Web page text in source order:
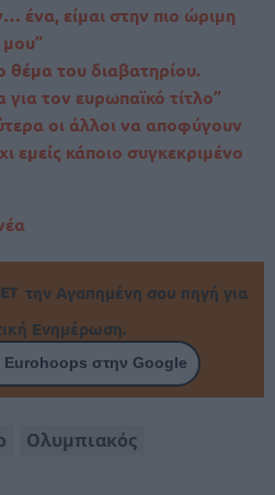
ένα, είμαι στην πιο ώριμη
μου”
του διαβατηρίου.
τον ευρωπαϊκό τίτλο”
οι άλλοι να αποφύγουν
εμείς κάποιο συγκεκριμένο
την Αγαπημένη σου πηγή για
Ενημέρωση.
Eurohoops στην Google
Ολυμπιακός